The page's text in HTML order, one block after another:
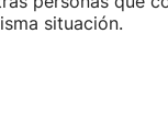
situación.